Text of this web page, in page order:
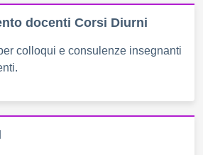
docenti Corsi Diurni
colloqui e consulenze insegnanti